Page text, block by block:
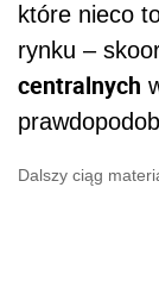
które nieco
rynku –
centralnych
Dalszy ciąg